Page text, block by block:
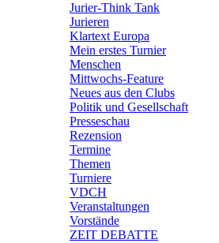
Jurier-Think Tank
Jurieren
Klartext Europa
Mein erstes Turnier
Menschen
Mittwochs-Feature
Neues aus den Clubs
Politik und Gesellschaft
Presseschau
Rezension
Termine
Themen
Turniere
VDCH
Veranstaltungen
Vorstände
ZEIT DEBATTE